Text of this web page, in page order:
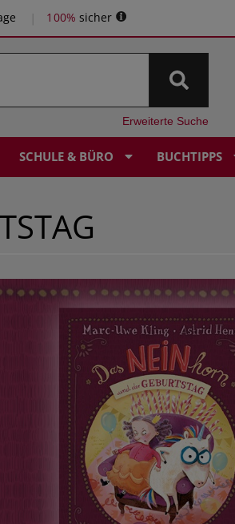
100% sicher
Erweiterte Suche
SCHULE & BÜRO BUCHTIPPS